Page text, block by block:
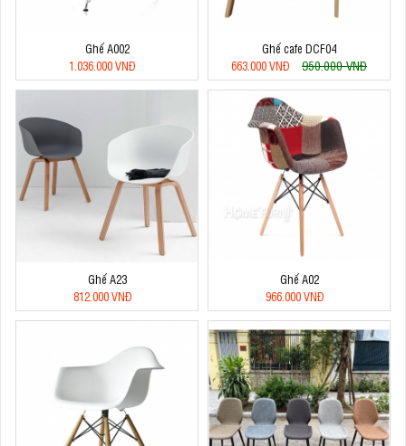
Ghế A002
1.036.000 VNĐ
Ghế cafe DCF04
663.000 VNĐ
950.000 VNĐ
Ghế A23
812.000 VNĐ
Ghế A02
966.000 VNĐ